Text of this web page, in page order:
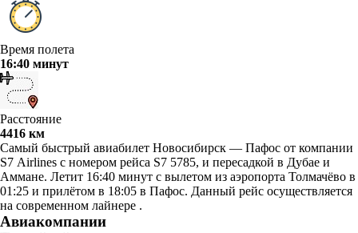
Время полета
16:40 минут
Расстояние
4416 км
Самый быстрый авиабилет Новосибирск — Пафос от компании
S7 Airlines с номером рейса S7 5785, и пересадкой в Дубае и
Аммане. Летит 16:40 минут с вылетом из аэропорта Толмачёво в
01:25 и прилётом в 18:05 в Пафос. Данный рейс осуществляется
на современном лайнере .
Авиакомпании